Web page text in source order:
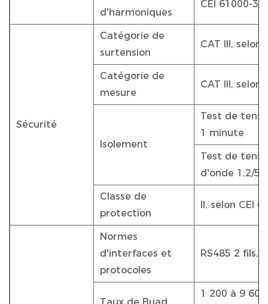
d'harmoniques
CEI 61000-3-2
Sécurité
Catégorie de
surtension
CAT III, selon
Catégorie de
mesure
CAT III, selon
Isolement
Test de
1 minute
Test de
d'onde 1,2/50
Classe de
protection
II, selon CEI
Normes
d'interfaces et
protocoles
RS485 2 fils,
1 200 à 9